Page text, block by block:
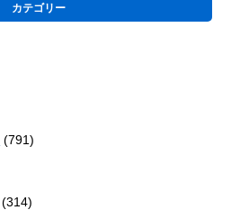
カテゴリー
(791)
(314)